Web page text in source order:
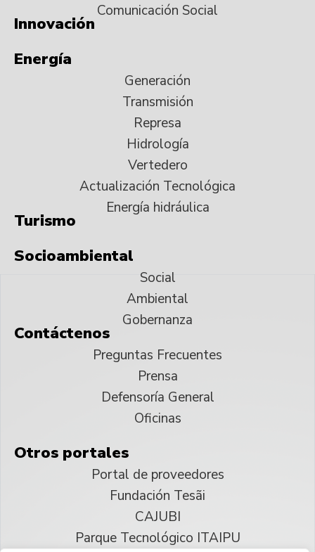
Comunicación Social
Innovación
Energía
Generación
Transmisión
Represa
Hidrología
Vertedero
Actualización Tecnológica
Energía hidráulica
Turismo
Socioambiental
Social
Ambiental
Gobernanza
Contáctenos
Preguntas Frecuentes
Prensa
Defensoría General
Oficinas
Otros portales
Portal de proveedores
Fundación Tesãi
CAJUBI
Parque Tecnológico ITAIPU